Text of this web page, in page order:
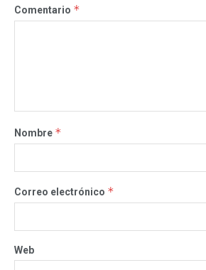
Comentario *
Nombre *
Correo electrónico *
Web